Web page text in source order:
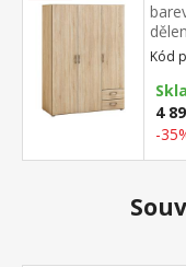
část
Kód
4
-